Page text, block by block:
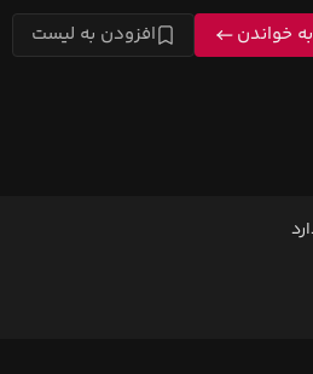
خواندن افزودن به لیست